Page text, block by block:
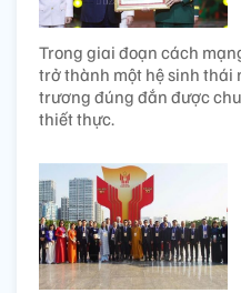
Trong giai đoạn cách
trở thành một hệ sinh thái
trương đúng đắn được
thiết thực.